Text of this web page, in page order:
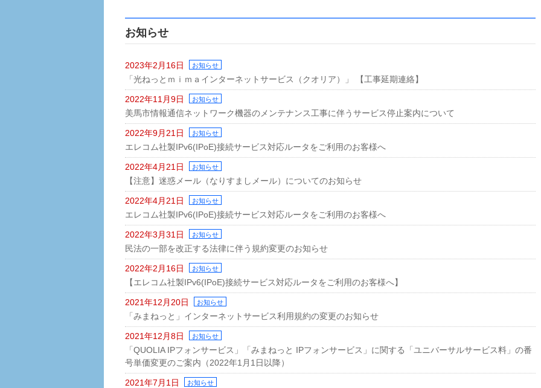
お知らせ
2023年2月16日 お知らせ
「光ねっとｍｉｍａインターネットサービス（クオリア）」 【工事延期連絡】
2022年11月9日 お知らせ
美馬市情報通信ネットワーク機器のメンテナンス工事に伴うサービス停止案内について
2022年9月21日 お知らせ
エレコム社製IPv6(IPoE)接続サービス対応ルータをご利用のお客様へ
2022年4月21日 お知らせ
【注意】迷惑メール（なりすましメール）についてのお知らせ
2022年4月21日 お知らせ
エレコム社製IPv6(IPoE)接続サービス対応ルータをご利用のお客様へ
2022年3月31日 お知らせ
民法の一部を改正する法律に伴う規約変更のお知らせ
2022年2月16日 お知らせ
【エレコム社製IPv6(IPoE)接続サービス対応ルータをご利用のお客様へ】
2021年12月20日 お知らせ
「みまねっと」インターネットサービス利用規約の変更のお知らせ
2021年12月8日 お知らせ
「QUOLIA IPフォンサービス」「みまねっと IPフォンサービス」に関する「ユニバーサルサービス料」の番
号単価変更のご案内（2022年1月1日以降）
2021年7月1日 お知らせ